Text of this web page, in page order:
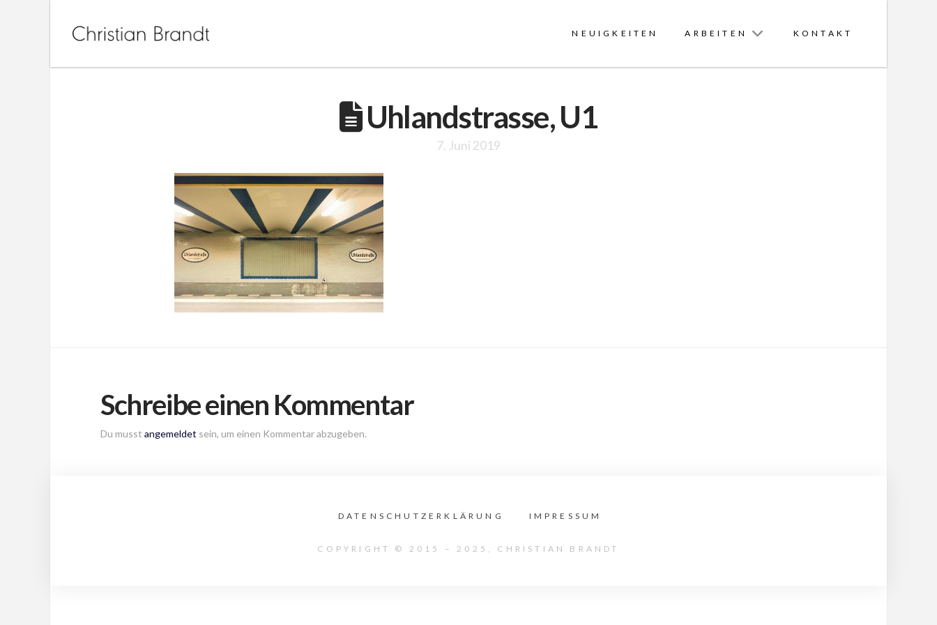
NEUIGKEITEN ARBEITEN KONTAKT
Uhlandstrasse, U1
7. Juni 2019
Schreibe einen Kommentar
Du musst angemeldet sein, um einen Kommentar abzugeben.
DATENSCHUTZERKLÄRUNG IMPRESSUM
COPYRIGHT © 2015 – 2025, CHRISTIAN BRANDT